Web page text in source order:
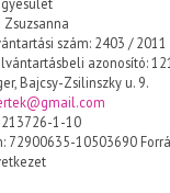
Zsuzsanna
szám: 2403 / 2011
azonosító:
Bajcsy-Zsilinszky u. 9.
1-10
72900635-10503690